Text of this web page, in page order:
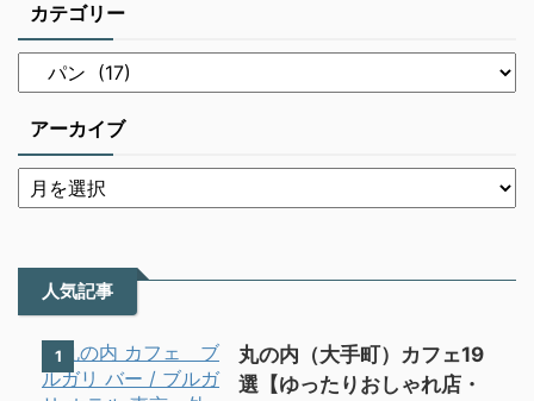
カテゴリー
アーカイブ
人気記事
1
丸の内（大手町）カフェ19
選【ゆったりおしゃれ店・